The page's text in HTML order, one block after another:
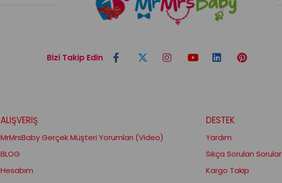
Bizi Takip Edin
ALIŞVERİŞ
MrMrsBaby Gerçek Müşteri Yorumları (Video)
BLOG
Hesabım
DESTEK
Yardım
Sıkça Sorulan Sorular
Kargo Takip